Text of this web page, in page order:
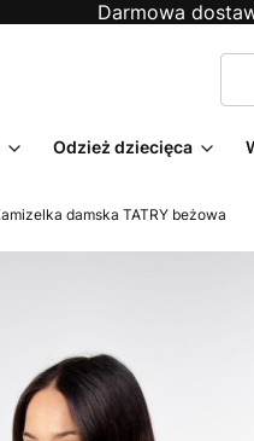
Darmowa
Odzież dziecięca
damska TATRY beżowa